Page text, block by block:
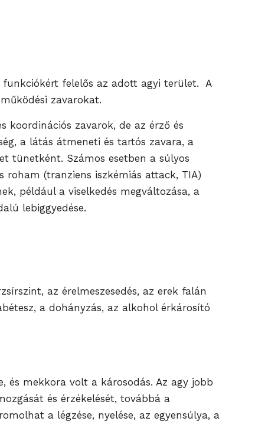
funkciókért felelős az adott agyi terület. A
zavarokat.
koordinációs zavarok, de az érző és
a látás átmeneti és tartós zavara, a
tünetként. Számos esetben a súlyos
(tranziens iszkémiás attack, TIA)
például a viselkedés megváltozása, a
lebiggyedése.
az érelmeszesedés, az erek falán
a dohányzás, az alkohol érkárosító
mekkora volt a károsodás. Az agy jobb
és érzékelését, továbbá a
a légzése, nyelése, az egyensúlya, a